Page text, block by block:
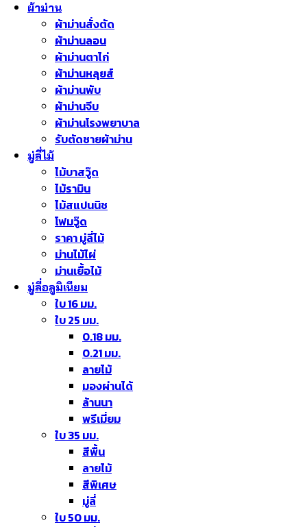
ผ้าม่าน
ผ้าม่านสั่งตัด
ผ้าม่านลอน
ผ้าม่านตาไก่
ผ้าม่านหลุยส์
ผ้าม่านพับ
ผ้าม่านจีบ
ผ้าม่านโรงพยาบาล
รับตัดชายผ้าม่าน
มู่ลี่ไม้
ไม้บาสวู๊ด
ไม้รามิน
ไม้สแปนนิช
โฟมวู๊ด
ราคา มู่ลี่ไม้
ม่านไม้ไผ่
ม่านเยื้อไม้
มู่ลี่อลูมิเนียม
ใบ 16 มม.
ใบ 25 มม.
0.18 มม.
0.21 มม.
ลายไม้
มองผ่านได้
ล้านนา
พรีเมี่ยม
ใบ 35 มม.
สีพื้น
ลายไม้
สีพิเศษ
มู่ลี่
ใบ 50 มม.